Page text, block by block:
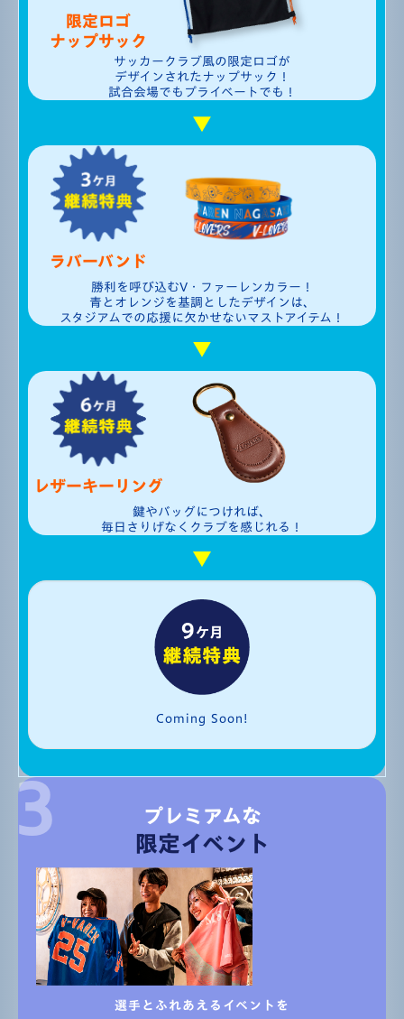
限定ロゴ
ナップサック
サッカークラブ風の限定ロゴが
デザインされたナップサック！
試合会場でもプライベートでも！
ラバーバンド
勝利を呼び込むV・ファーレンカラー！
青とオレンジを基調としたデザインは、
スタジアムでの応援に欠かせないマストアイテム！
レザーキーリング
鍵やバッグにつければ、
毎日さりげなくクラブを感じれる！
Coming Soon!
プレミアムな
限定イベント
選手とふれあえるイベントを